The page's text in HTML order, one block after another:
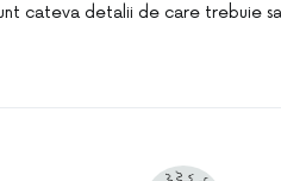
cateva detalii de care trebuie